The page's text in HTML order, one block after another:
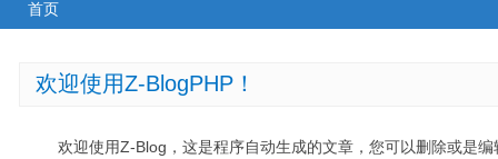
首页
欢迎使用Z-BlogPHP！
欢迎使用Z-Blog，这是程序自动生成的文章，您可以删除或是编